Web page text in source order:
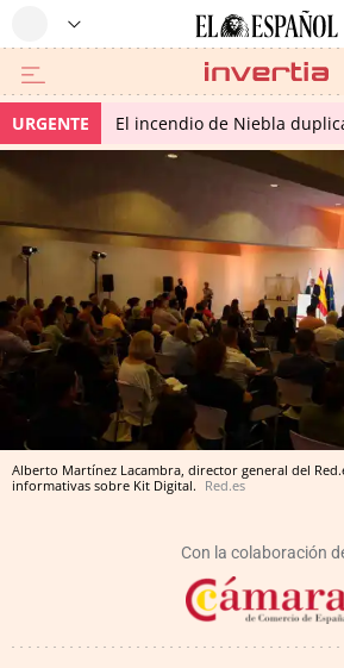
URGENTE El incendio de Niebla
Alberto Martínez Lacambra, director general del
informativas sobre Kit Digital. Red.es
Con la colaboración